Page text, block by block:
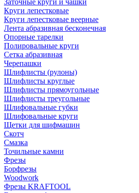
Заточные круги и чашки
Круги лепестковые
Круги лепестковые веерные
Лента абразивная бесконечная
Опорные тарелки
Полировальные круги
Сетка абразивная
Черепашки
Шлифлисты (рулоны)
Шлифлисты круглые
Шлифлисты прямоугольные
Шлифлисты треугольные
Шлифовальные губки
Шлифовальные круги
Щетки для шифмашин
Скотч
Смазка
Точильные камни
Фрезы
Борфрезы
Woodwork
Фрезы KRAFTOOL